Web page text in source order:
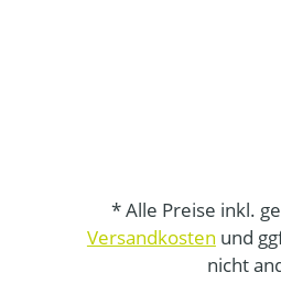
* Alle Preise inkl.
Versandkosten und
nicht